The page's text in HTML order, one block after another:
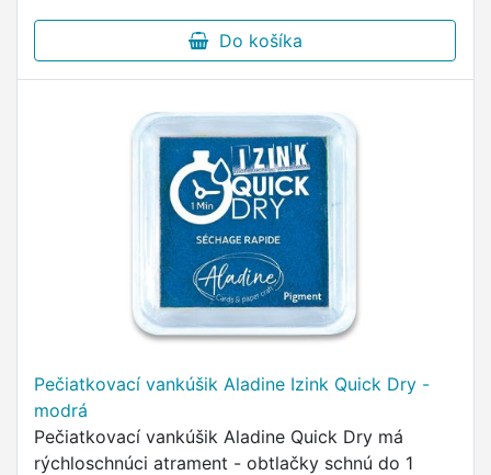
Do košíka
Pečiatkovací vankúšik Aladine Izink Quick Dry -
modrá
Pečiatkovací vankúšik Aladine Quick Dry má
rýchloschnúci atrament - obtlačky schnú do 1